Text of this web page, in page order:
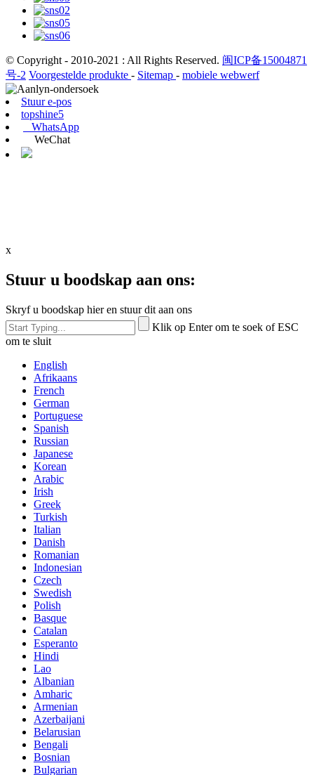
© Copyright - 2010-2021 : All Rights Reserved. 闽ICP备15004871
号-2 Voorgestelde produkte - Sitemap - mobiele webwerf
Stuur e-pos
topshine5
WhatsApp
WeChat
x
Stuur u boodskap aan ons:
Skryf u boodskap hier en stuur dit aan ons
Klik op Enter om te soek of ESC
om te sluit
English
Afrikaans
French
German
Portuguese
Spanish
Russian
Japanese
Korean
Arabic
Irish
Greek
Turkish
Italian
Danish
Romanian
Indonesian
Czech
Swedish
Polish
Basque
Catalan
Esperanto
Hindi
Lao
Albanian
Amharic
Armenian
Azerbaijani
Belarusian
Bengali
Bosnian
Bulgarian